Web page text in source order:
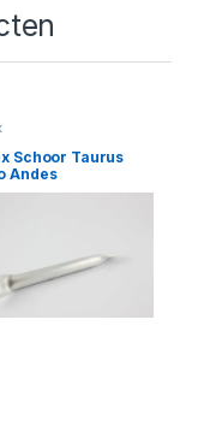
Schoor Taurus
Andes